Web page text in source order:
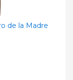
de la Madre